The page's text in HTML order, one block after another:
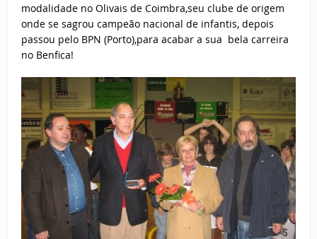
modalidade no Olivais de Coimbra,seu clube de origem
onde se sagrou campeão nacional de infantis, depois
passou pelo BPN (Porto),para acabar a sua bela carreira
no Benfica!